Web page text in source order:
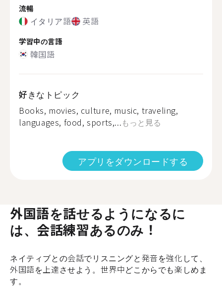
流暢
イタリア語 英語
学習中の言語
韓国語
好きなトピック
Books, movies, culture, music, traveling,
languages, food, sports,...もっと見る
アプリをダウンロードする
外国語を話せるようになるに
は、会話練習あるのみ！
ネイティブとの会話でリスニングと発音を強化して、
外国語を上達させよう。世界中どこからでも楽しめま
す。